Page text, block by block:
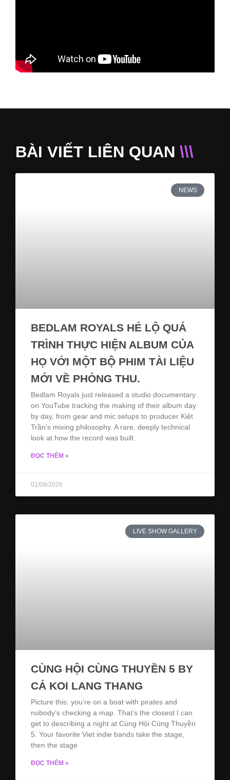
BÀI VIẾT LIÊN QUAN \\\
NEWS
BEDLAM ROYALS HÉ LỘ QUÁ
TRÌNH THỰC HIỆN ALBUM CỦA
HỌ VỚI MỘT BỘ PHIM TÀI LIỆU
MỚI VỀ PHÒNG THU.
Bedlam Royals just released a studio documentary
on YouTube tracking the making of their album day
by day, from gear and mic setups to producer Kiệt
Trần’s mixing philosophy. A rare, deeply technical
look at how the record was built.
ĐỌC THÊM »
01/08/2026
LIVE SHOW GALLERY
CÙNG HỘI CÙNG THUYỀN 5 BY
CÁ KOI LANG THANG
Picture this: you’re on a boat with pirates and
nobody’s checking a map. That’s the closest I can
get to describing a night at Cùng Hội Cùng Thuyền
5. Your favorite Viet indie bands take the stage,
then the stage
ĐỌC THÊM »